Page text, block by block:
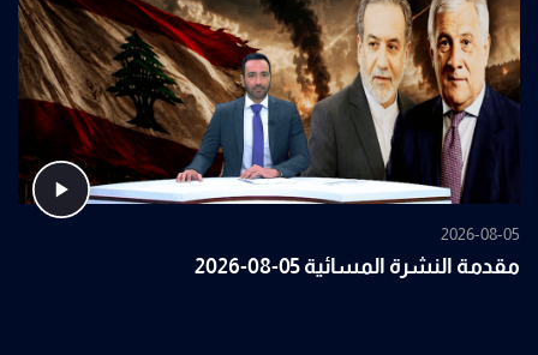
2026-08-05
مقدمة النشرة المسائية 05-08-2026